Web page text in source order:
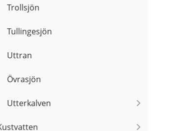
Trollsjön
Tullingesjön
Uttran
Övrasjön
Utterkalven